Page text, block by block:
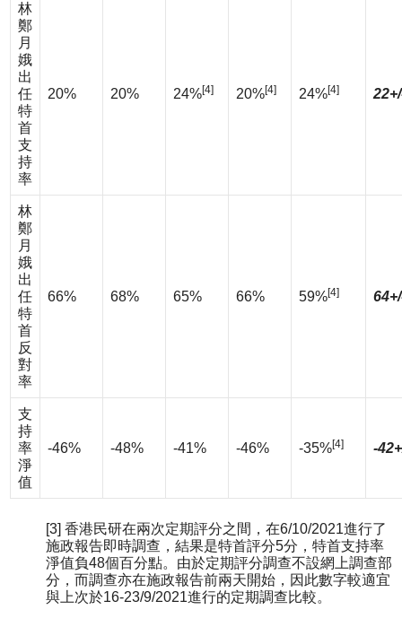
林
鄭
月
娥
出
任
特
首
支
持
率
20% 20% 24%[4] 20%[4] 24%[4]
林
鄭
月
娥
出
任
特
首
反
對
率
66% 68% 65% 66% 59%[4]
支
持
率
淨
值
-46% -48% -41% -46% -35%[4] -
[3] 香港民研在兩次定期評分之間，在6/10/2021進行了
施政報告即時調查，結果是特首評分5分，特首支持率
淨值負48個百分點。由於定期評分調查不設網上調查部
分，而調查亦在施政報告前兩天開始，因此數字較適宜
與上次於16-23/9/2021進行的定期調查比較。